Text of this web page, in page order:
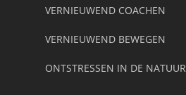
VERNIEUWEND COACHEN
VERNIEUWEND BEWEGEN
ONTSTRESSEN IN DE NATUUR